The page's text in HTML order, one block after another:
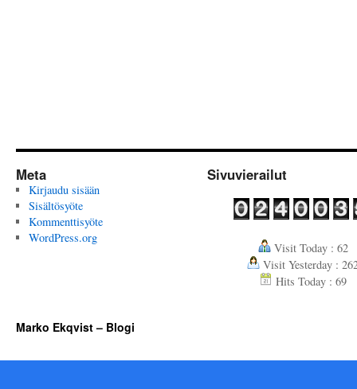
Meta
Kirjaudu sisään
Sisältösyöte
Kommenttisyöte
WordPress.org
Sivuvierailut
Visit Today : 62
Visit Yesterday :
Hits Today : 69
Marko Ekqvist – Blogi